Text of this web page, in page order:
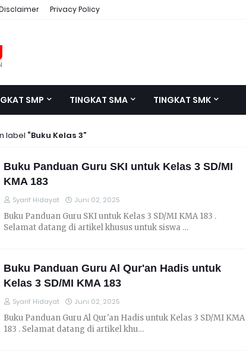
Privacy Policy
SMP TINGKAT SMA TINGKAT SMK
label Buku Kelas 3
Buku Panduan Guru SKI untuk Kelas 3 SD/MI
KMA 183
Syarif Hidayat Juni 02, 2025
Buku Panduan Guru SKI untuk Kelas 3 SD/MI KMA 183 .
Selamat datang di artikel khusus untuk siswa …
Buku Panduan Guru Al Qur'an Hadis untuk
Kelas 3 SD/MI KMA 183
Syarif Hidayat Juni 02, 2025
Buku Panduan Guru Al Qur'an Hadis untuk Kelas 3 SD/MI KMA
183 . Selamat datang di artikel khu…